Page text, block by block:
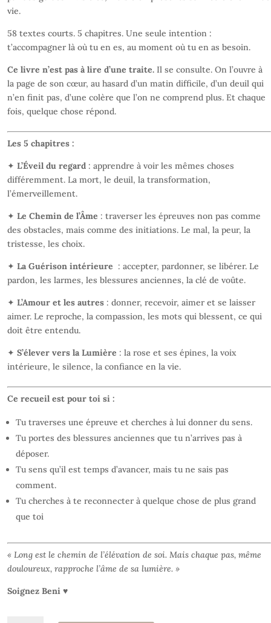
vie.
58 textes courts. 5 chapitres. Une seule intention :
t’accompagner là où tu en es, au moment où tu en as besoin.
Ce livre n’est pas à lire d’une traite. Il se consulte. On l’ouvre à
la page de son cœur, au hasard d’un matin difficile, d’un deuil qui
n’en finit pas, d’une colère que l’on ne comprend plus. Et chaque
fois, quelque chose répond.
Les 5 chapitres :
✦ L’Éveil du regard : apprendre à voir les mêmes choses
différemment. La mort, le deuil, la transformation,
l’émerveillement.
✦ Le Chemin de l’Âme : traverser les épreuves non pas comme
des obstacles, mais comme des initiations. Le mal, la peur, la
tristesse, les choix.
✦ La Guérison intérieure : accepter, pardonner, se libérer. Le
pardon, les larmes, les blessures anciennes, la clé de voûte.
✦ L’Amour et les autres : donner, recevoir, aimer et se laisser
aimer. Le reproche, la compassion, les mots qui blessent, ce qui
doit être entendu.
✦ S’élever vers la Lumière : la rose et ses épines, la voix
intérieure, le silence, la confiance en la vie.
Ce recueil est pour toi si :
Tu traverses une épreuve et cherches à lui donner du sens.
Tu portes des blessures anciennes que tu n’arrives pas à
déposer.
Tu sens qu’il est temps d’avancer, mais tu ne sais pas
comment.
Tu cherches à te reconnecter à quelque chose de plus grand
que toi
« Long est le chemin de l’élévation de soi. Mais chaque pas, même
douloureux, rapproche l’âme de sa lumière. »
Soignez Beni ♥